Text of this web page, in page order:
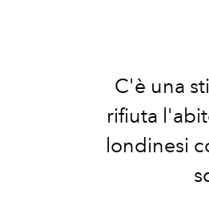
C'è una
rifiuta
londinesi